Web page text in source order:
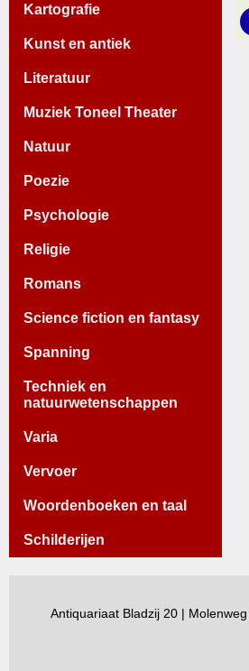
Kartografie
Kunst en antiek
Literatuur
Muziek Toneel Theater
Natuur
Poezie
Psychologie
Religie
Romans
Science fiction en fantasy
Spanning
Techniek en
natuurwetenschappen
Varia
Vervoer
Woordenboeken en taal
Schilderijen
Antiquariaat Bladzij 20 |